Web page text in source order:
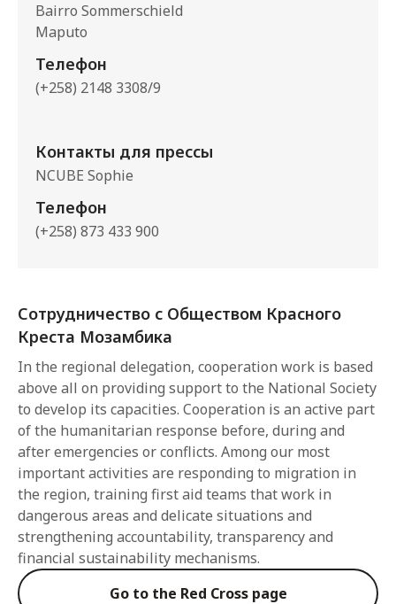
Bairro Sommerschield
Maputo
Телефон
(+258) 2148 3308/9
Контакты для прессы
NCUBE Sophie
Телефон
(+258) 873 433 900
Сотрудничество с Обществом Красного
Креста Мозамбика
In the regional delegation, cooperation work is based
above all on providing support to the National Society
to develop its capacities. Cooperation is an active part
of the humanitarian response before, during and
after emergencies or conflicts. Among our most
important activities are responding to migration in
the region, training first aid teams that work in
dangerous areas and delicate situations and
strengthening accountability, transparency and
financial sustainability mechanisms.
Go to the Red Cross page